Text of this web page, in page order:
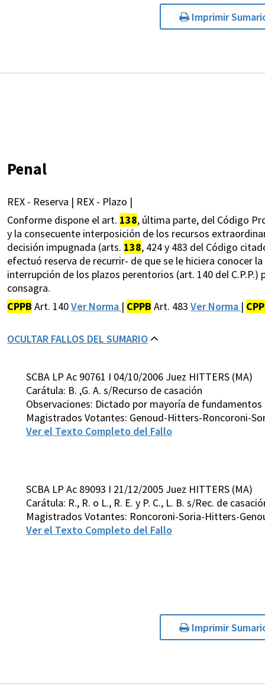
Imprimir
Penal
REX - Reserva | REX - Plazo |
Conforme dispone el art. 138, última parte, del Código
y la consecuente interposición de los recursos
decisión impugnada (arts. 138, 424 y 483 del Código
efectuó reserva de recurrir- de que se le hiciera conocer
interrupción de los plazos perentorios (art. 140 del
consagra.
CPPB Art. 140Ver Norma | CPPB Art. 483 Ver Norma |
OCULTAR FALLOS DEL SUMARIO
SCBA LP Ac 90761 I 04/10/2006 Juez HITTERS (MA)
Carátula: B. ,G. A. s/Recurso de casación
Observaciones: Dictado por mayoría de fundamentos
Magistrados Votantes: Genoud-Hitters-Roncoroni-
Ver el Texto Completo del Fallo
SCBA LP Ac 89093 I 21/12/2005 Juez HITTERS (MA)
Carátula: R., R. o L., R. E. y P. C., L. B. s/Rec. de
Magistrados Votantes: Roncoroni-Soria-Hitters-
Ver el Texto Completo del Fallo
Imprimir